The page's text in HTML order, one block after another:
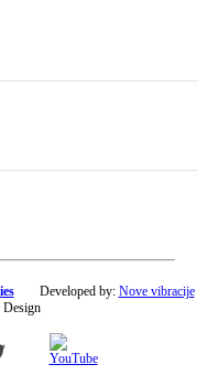
Developed by: Nove vibracije
Design